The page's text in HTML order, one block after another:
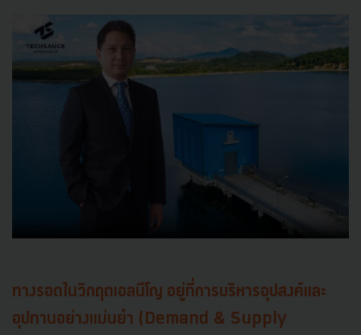
ทางรอดในวิกฤตเอลนีโญ อยู่ที่การบริหารอุปสงค์และ
อุปทานอย่างแม่นยำ (Demand & Supply